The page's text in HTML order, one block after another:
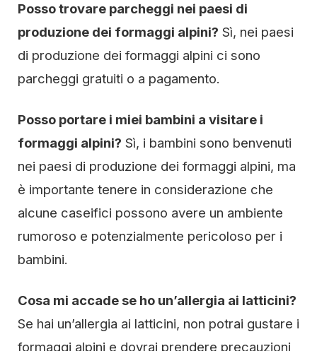
Posso trovare parcheggi nei paesi di
produzione dei formaggi alpini? Sì, nei paesi
di produzione dei formaggi alpini ci sono
parcheggi gratuiti o a pagamento.
Posso portare i miei bambini a visitare i
formaggi alpini? Sì, i bambini sono benvenuti
nei paesi di produzione dei formaggi alpini, ma
è importante tenere in considerazione che
alcune caseifici possono avere un ambiente
rumoroso e potenzialmente pericoloso per i
bambini.
Cosa mi accade se ho un’allergia ai latticini?
Se hai un’allergia ai latticini, non potrai gustare i
formaggi alpini e dovrai prendere precauzioni